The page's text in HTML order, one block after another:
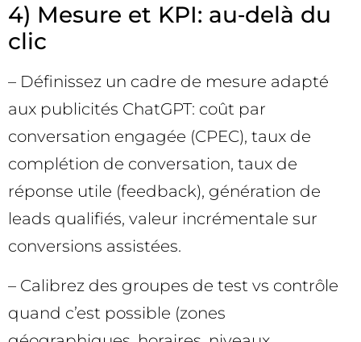
4) Mesure et KPI: au‑delà du
clic
– Définissez un cadre de mesure adapté
aux publicités ChatGPT: coût par
conversation engagée (CPEC), taux de
complétion de conversation, taux de
réponse utile (feedback), génération de
leads qualifiés, valeur incrémentale sur
conversions assistées.
– Calibrez des groupes de test vs contrôle
quand c’est possible (zones